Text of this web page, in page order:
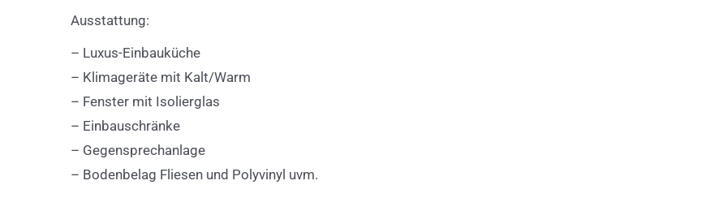
Ausstattung:
– Luxus-Einbauküche
– Klimageräte mit Kalt/Warm
– Fenster mit Isolierglas
– Einbauschränke
– Gegensprechanlage
– Bodenbelag Fliesen und Polyvinyl uvm.